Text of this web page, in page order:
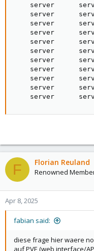
server
server
server
server
server
server
server
server
server
server
server
F Florian Reuland
Renowned
Apr 8, 2025
fabian said:
diese frage hier waere
auf PVE (web interface/